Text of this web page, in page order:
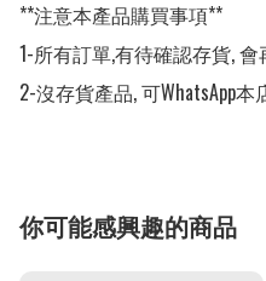
**注意本產品購買事項**
1-所有訂單,有待確認存貨, 會
2-沒存貨產品, 可WhatsApp本
你可能感興趣的商品